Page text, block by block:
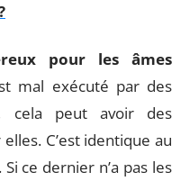
pour les âmes
mal exécuté par des
cela peut avoir des
C’est identique au
ce dernier n’a pas les